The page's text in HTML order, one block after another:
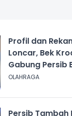
Profil dan
Loncar, Bek
Gabung Persib
OLAHRAGA
Persib Tambah